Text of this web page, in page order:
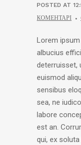
POSTED AT
КОМЕНТАРІ
Lorem
albucius
deterruisset,
euismod
sensibus
sea, ne
labore
est an.
qui, ex